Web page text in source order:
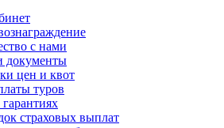
с нами
документы
цен и квот
туров
страховых выплат